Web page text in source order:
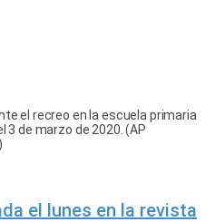
el recreo en la escuela primaria
3 de marzo de 2020. (AP
el lunes en la revista